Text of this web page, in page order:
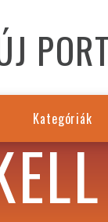
Kategóriák